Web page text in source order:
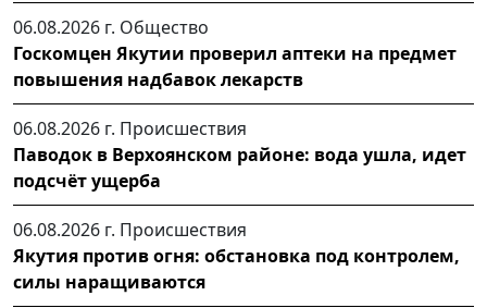
06.08.2026 г. Общество
Госкомцен Якутии проверил аптеки на предмет
повышения надбавок лекарств
06.08.2026 г. Происшествия
Паводок в Верхоянском районе: вода ушла, идет
подсчёт ущерба
06.08.2026 г. Происшествия
Якутия против огня: обстановка под контролем,
силы наращиваются